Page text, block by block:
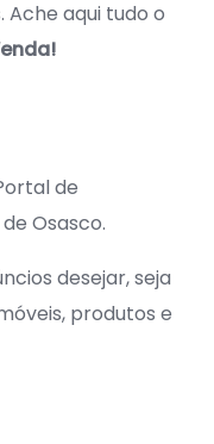
Ache aqui tudo o
de
Osasco.
desejar, seja
produtos e